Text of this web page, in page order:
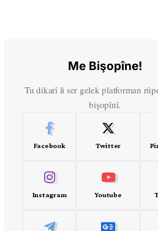
Me Bişopîne!
Tu dikarî li ser gelek platforman
bişopînî.
Facebook Twitter
Instagram Youtube